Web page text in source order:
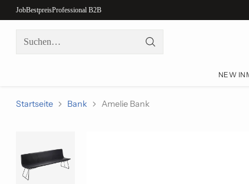
JobBestpreisProfessional B2B
Suchen…
NEW IN
Startseite Bank Amelie Bank